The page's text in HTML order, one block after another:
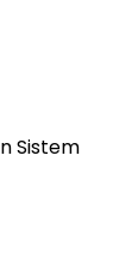
Sistem